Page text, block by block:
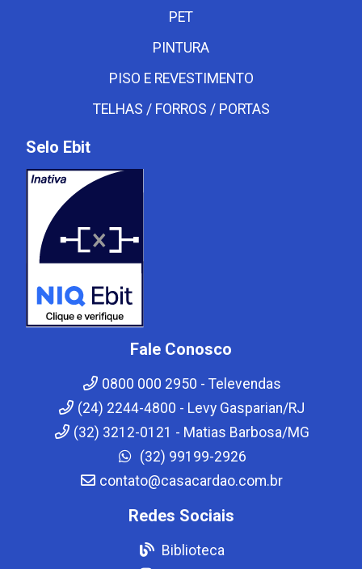
PET
PINTURA
PISO E REVESTIMENTO
TELHAS / FORROS / PORTAS
Selo Ebit
Fale Conosco
0800 000 2950 - Televendas
(24) 2244-4800 - Levy Gasparian/RJ
(32) 3212-0121 - Matias Barbosa/MG
(32) 99199-2926
contato@casacardao.com.br
Redes Sociais
Biblioteca